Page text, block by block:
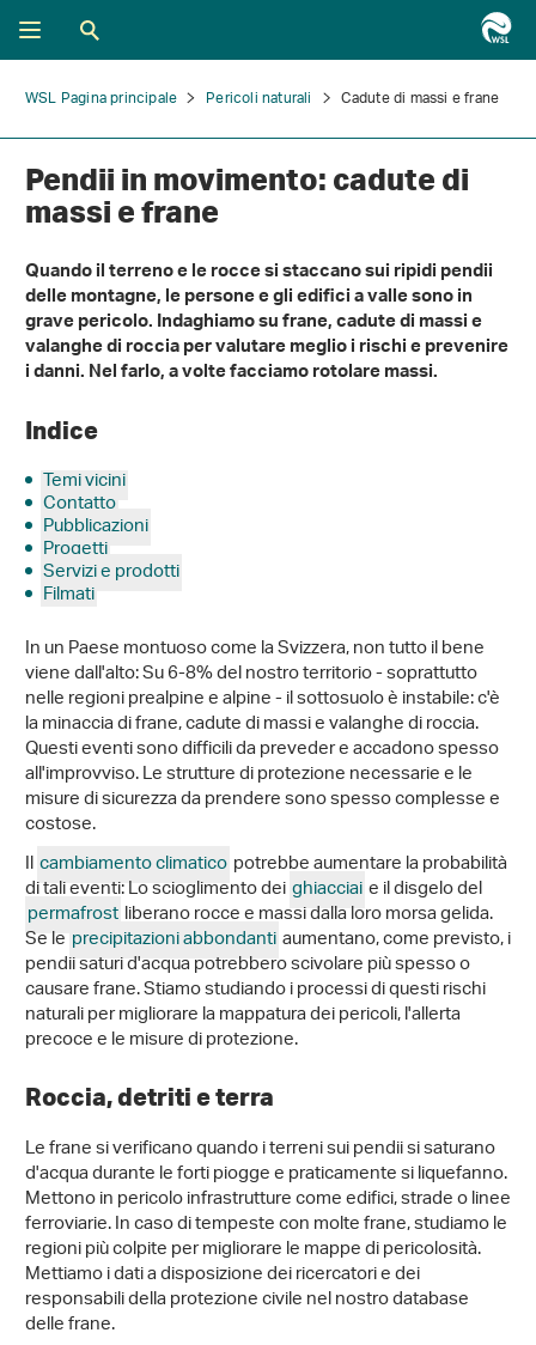
WSL Pagina principale Pericoli naturali Cadute di massi e frane
Pendii in movimento: cadute di
massi e frane
Quando il terreno e le rocce si staccano sui ripidi pendii
delle montagne, le persone e gli edifici a valle sono in
grave pericolo. Indaghiamo su frane, cadute di massi e
valanghe di roccia per valutare meglio i rischi e prevenire
i danni. Nel farlo, a volte facciamo rotolare massi.
Indice
Temi vicini
Contatto
Pubblicazioni
Progetti
Servizi e prodotti
Filmati
In un Paese montuoso come la Svizzera, non tutto il bene
viene dall'alto: Su 6-8% del nostro territorio - soprattutto
nelle regioni prealpine e alpine - il sottosuolo è instabile: c'è
la minaccia di frane, cadute di massi e valanghe di roccia.
Questi eventi sono difficili da preveder e accadono spesso
all'improvviso. Le strutture di protezione necessarie e le
misure di sicurezza da prendere sono spesso complesse e
costose.
Ilcambiamento climaticopotrebbe aumentare la probabilità
di tali eventi: Lo scioglimento deighiacciaie il disgelo del
permafrostliberano rocce e massi dalla loro morsa gelida.
Se le precipitazioni abbondantiaumentano, come previsto, i
pendii saturi d'acqua potrebbero scivolare più spesso o
causare frane. Stiamo studiando i processi di questi rischi
naturali per migliorare la mappatura dei pericoli, l'allerta
precoce e le misure di protezione.
Roccia, detriti e terra
Le frane si verificano quando i terreni sui pendii si saturano
d'acqua durante le forti piogge e praticamente si liquefanno.
Mettono in pericolo infrastrutture come edifici, strade o linee
ferroviarie. In caso di tempeste con molte frane, studiamo le
regioni più colpite per migliorare le mappe di pericolosità.
Mettiamo i dati a disposizione dei ricercatori e dei
responsabili della protezione civile nel nostro database
delle frane.